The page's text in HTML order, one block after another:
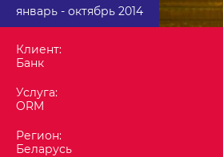
Клиент:
Банк
Услуга:
ORM
Регион:
Беларусь
январь - октябрь 2014